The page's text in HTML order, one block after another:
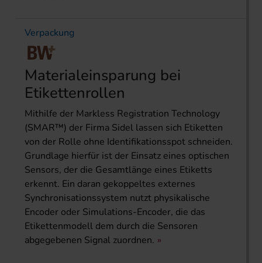
Verpackung
Materialeinsparung bei
Etikettenrollen
Mithilfe der Markless Registration Technology
(SMAR™) der Firma Sidel lassen sich Etiketten
von der Rolle ohne Identifikationsspot schneiden.
Grundlage hierfür ist der Einsatz eines optischen
Sensors, der die Gesamtlänge eines Etiketts
erkennt. Ein daran gekoppeltes externes
Synchronisationssystem nutzt physikalische
Encoder oder Simulations-Encoder, die das
Etikettenmodell dem durch die Sensoren
abgegebenen Signal zuordnen.